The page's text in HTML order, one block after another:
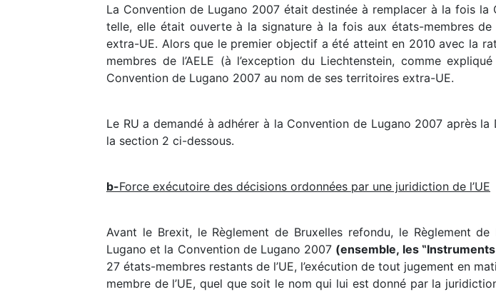
La Convention de Lugano 2007 était destinée à remplacer à la fois
telle, elle était ouverte à la signature à la fois aux états-membres de
extra-UE. Alors que le premier objectif a été atteint en 2010 avec la
membres de l’AELE (à l’exception du Liechtenstein, comme
Convention de Lugano 2007 au nom de ses territoires extra-UE.
Le RU a demandé à adhérer à la Convention de Lugano 2007 après
la section 2 ci-dessous.
b-Force exécutoire des décisions ordonnées par une juridiction de l’UE
Avant le Brexit, le Règlement de Bruxelles refondu, le Règlement
Lugano et la Convention de Lugano 2007 (ensemble, les ‟Instruments
27 états-membres restants de l’UE, l’exécution de tout jugement en
membre de l’UE, quel que soit le nom qui lui est donné par la